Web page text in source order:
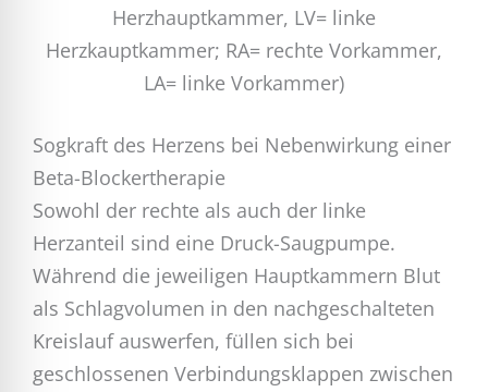
Herzhauptkammer, LV= linke
Herzkauptkammer; RA= rechte Vorkammer,
LA= linke Vorkammer)
Sogkraft des Herzens bei Nebenwirkung einer
Beta-Blockertherapie
Sowohl der rechte als auch der linke
Herzanteil sind eine Druck-Saugpumpe.
Während die jeweiligen Hauptkammern Blut
als Schlagvolumen in den nachgeschalteten
Kreislauf auswerfen, füllen sich bei
geschlossenen Verbindungsklappen zwischen